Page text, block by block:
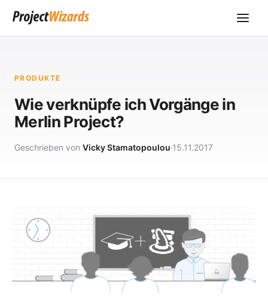
PRODUKTE
Wie verknüpfe ich Vorgänge in
Merlin Project?
Geschrieben von Vicky Stamatopoulou 15.11.2017